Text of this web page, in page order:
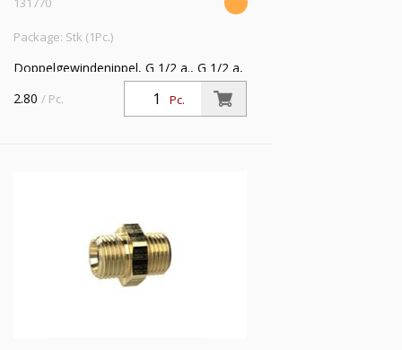
Package: Stk (1Pc.)
Doppelgewindenippel, G 1/2 a., G 1/2 a,
SW 24, Messing, Arbeitsdruck max. 25
bar, Betriebstemp. max. 150 °C
Pc.
2.80 / Pc.